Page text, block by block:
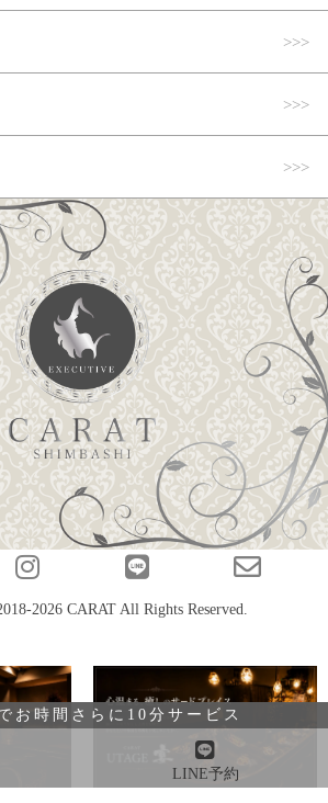
2026 CARAT All Rights Reserved.
お時間さらに10分サービス
LINE予約